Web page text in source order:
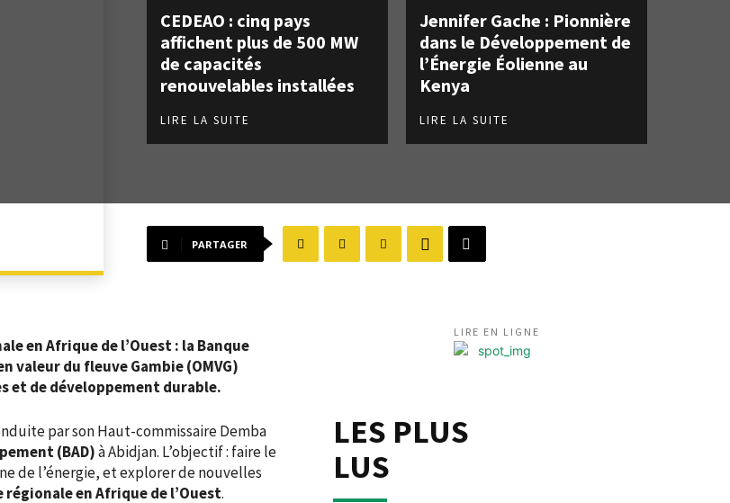
CEDEAO : cinq pays
affichent plus de 500 MW
de capacités
renouvelables installées
LIRE LA SUITE
Jennifer Gache : Pionnière
dans le Développement de
l’Énergie Éolienne au
Kenya
LIRE LA SUITE
PARTAGER
en Afrique de l’Ouest : la Banque
valeur du fleuve Gambie (OMVG)
et de développement durable.
par son Haut-commissaire Demba
(BAD)à Abidjan. L’objectif : faire le
de l’énergie, et explorer de nouvelles
en Afrique de l’Ouest.
LIRE EN LIGNE
LES PLUS
LUS